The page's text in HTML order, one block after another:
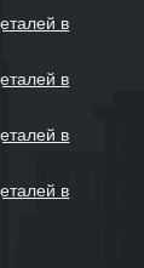
в
в
в
в